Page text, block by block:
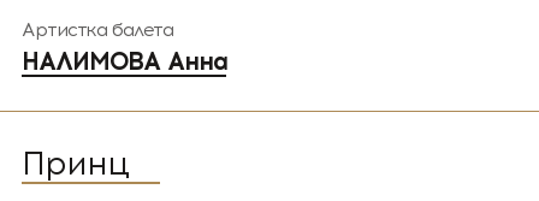
Артистка балета
НАЛИМОВА Анна
Принц